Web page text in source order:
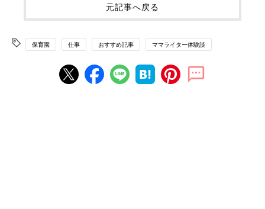
元記事へ戻る
保育園 仕事 おすすめ記事 ママライター体験談